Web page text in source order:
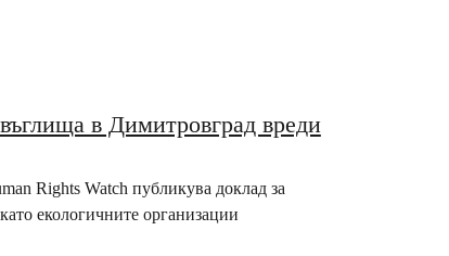
в Димитровград вреди
Rights Watch публикува доклад за
екологичните организации